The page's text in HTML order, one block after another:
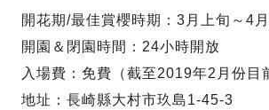
開花期/最佳賞櫻時期：3月上旬～4
開園＆閉園時間：24小時開放
入場費：免費（截至2019年2月份目
地址：長崎縣大村市玖島1-45-3